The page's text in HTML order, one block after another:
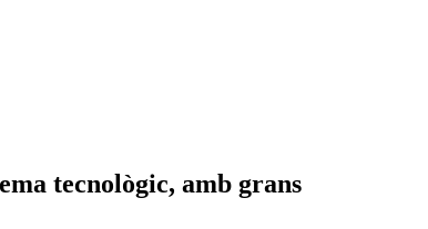
tecnològic, amb grans